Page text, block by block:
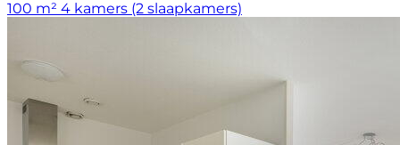
100 m² 4 kamers (2 slaapkamers)